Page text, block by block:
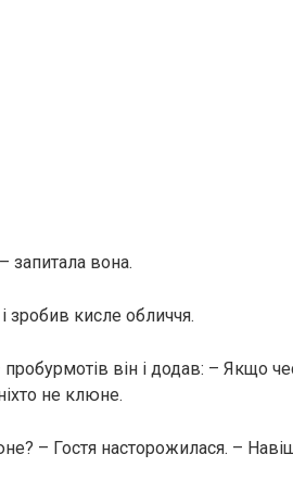
запитала вона.
зробив кисле обличчя.
він і додав: – Якщо
не клюне.
– Гостя насторожилася. –